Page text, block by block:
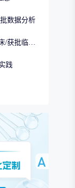
数据分析
国内创新药/改良型新药申请临床/获批临床/申请上市/获批上市数据分析
践